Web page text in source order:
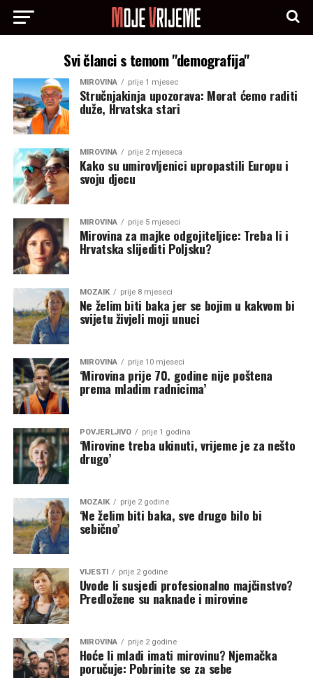
Svi članci s temom "demografija"
MIROVINA prije 1 mjesec
Stručnjakinja upozorava: Morat ćemo raditi
duže, Hrvatska stari
MIROVINA prije 2 mjeseca
Kako su umirovljenici upropastili Europu i
svoju djecu
MIROVINA prije 5 mjeseci
Mirovina za majke odgojiteljice: Treba li i
Hrvatska slijediti Poljsku?
MOZAIK prije 8 mjeseci
Ne želim biti baka jer se bojim u kakvom bi
svijetu živjeli moji unuci
MIROVINA prije 10 mjeseci
‘Mirovina prije 70. godine nije poštena
prema mladim radnicima’
POVJERLJIVO prije 1 godina
‘Mirovine treba ukinuti, vrijeme je za nešto
drugo’
MOZAIK prije 2 godine
‘Ne želim biti baka, sve drugo bilo bi
sebično’
VIJESTI prije 2 godine
Uvode li susjedi profesionalno majčinstvo?
Predložene su naknade i mirovine
MIROVINA prije 2 godine
Hoće li mladi imati mirovinu? Njemačka
poručuje: Pobrinite se za sebe